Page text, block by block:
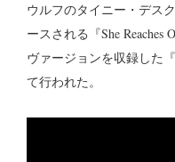
ウルフのタイニー・デス
ースされる『She Reaches
ヴァージョンを収録した
て行われた。